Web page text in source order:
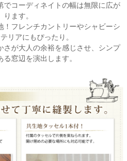
でコーディネイトの幅は無限に広が
ります。
！フレンチカントリーやシャビーシ
リアにもぴったり。
さが大人の余裕を感じさせ、シンプ
る窓辺を演出します。